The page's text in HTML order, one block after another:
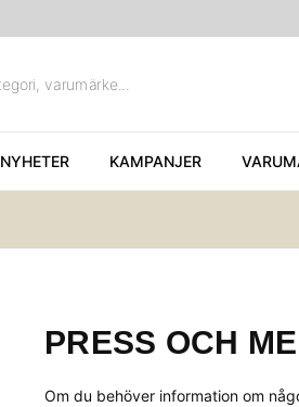
NYHETER KAMPANJER
PRESS OCH
Om du behöver information om